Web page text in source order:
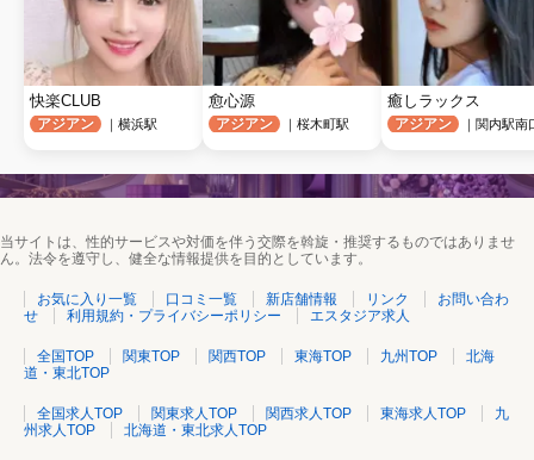
快楽CLUB
アジアン ｜横浜駅
愈心源
アジアン ｜桜木町駅
癒しラックス
アジアン ｜関内駅南
当サイトは、性的サービスや対価を伴う交際を斡旋・推奨するものではありませ
ん。法令を遵守し、健全な情報提供を目的としています。
お気に入り一覧 口コミ一覧 新店舗情報 リンク
お問い合わ
せ
利用規約・プライバシーポリシー エスタジア求人
全国TOP 関東TOP 関西TOP 東海TOP 九州TOP
北海
道・東北TOP
全国求人TOP 関東求人TOP 関西求人TOP 東海求人TOP
九
州求人TOP
北海道・東北求人TOP